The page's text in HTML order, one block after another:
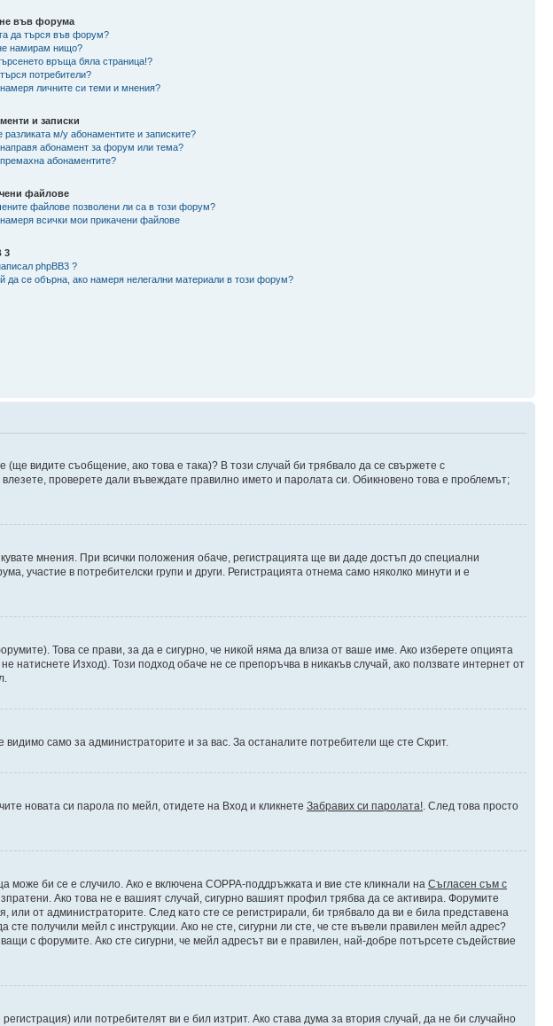
във форума
да търся във форум?
намирам нищо?
връща бяла страница!?
потребители?
намеря личните си теми и мнения?
и записки
разликата м/у абонаментите и записките?
направя абонамент за форум или тема?
абонаментите?
файлове
файлове позволени ли са в този форум?
намеря всички мои прикачени файлове
3
phpBB3 ?
да се обърна, ако намеря нелегални материали в този форум?
видите съобщение, ако това е така)? В този случай би трябвало да се свържете с
проверете дали въвеждате правилно името и паролата си. Обикновено това е проблемът;
мнения. При всички положения обаче, регистрацията ще ви даде достъп до специални
участие в потребителски групи и други. Регистрацията отнема само няколко минути и е
Това се прави, за да е сигурно, че никой няма да влиза от ваше име. Ако изберете опцията
натиснете Изход). Този подход обаче не се препоръчва в никакъв случай, ако ползвате интернет от
видимо само за администраторите и за вас. За останалите потребители ще сте Скрит.
новата си парола по мейл, отидете на Вход и кликнете Забравих си паролата!. След това просто
би се е случило. Ако е включена COPPA-поддръжката и вие сте кликнали на Съгласен съм с
Ако това не е вашият случай, сигурно вашият профил трябва да се активира. Форумите
или от администраторите. След като сте се регистрирали, би трябвало да ви е била представена
получили мейл с инструкции. Ако не сте, сигурни ли сте, че сте въвели правилен мейл адрес?
с форумите. Ако сте сигурни, че мейл адресът ви е правилен, най-добре потърсете съдействие
или потребителят ви е бил изтрит. Ако става дума за втория случай, да не би случайно